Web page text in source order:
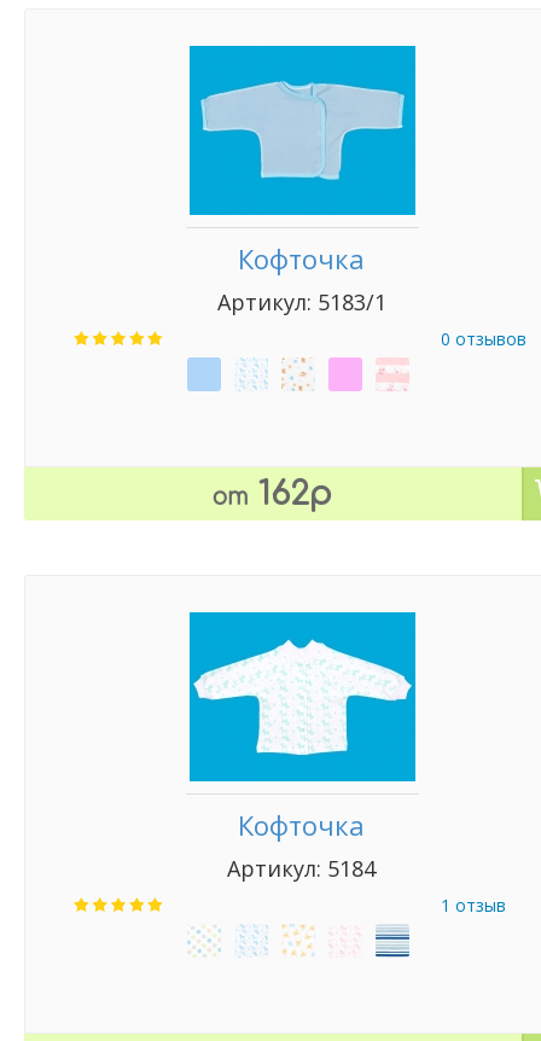
Кофточка
Артикул: 5183/1
0 отзывов
от 162р
Кофточка
Артикул: 5184
1 отзыв